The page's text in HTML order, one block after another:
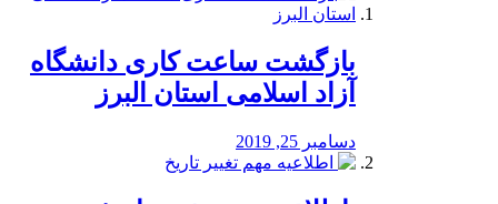
بازگشت ساعت کاری دانشگاه
آزاد اسلامی استان البرز
دسامبر 25, 2019